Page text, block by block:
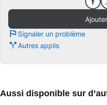
Signaler un problème
Autres applis
Aussi disponible sur